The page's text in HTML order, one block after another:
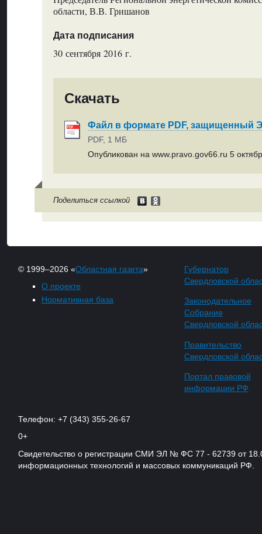
области, В.В. Гришанов
Дата подписания
30 сентября 2016 г.
Скачать
Файл в формате PDF, защищенный
PDF, 1 МБ
Опубликован на www.pravo.gov66.ru 5
Поделиться ссылкой
© 1999–2026 «Областная газета»
О проекте
Нормативная база
Губернатор
Свердловской
Законодательное
Собрание
Свердловской
Правительство
Свердловской
Портал правовой
информации РФ
Телефон: +7 (343) 355-26-67
0+
Свидетельство о регистрации СМИ ЭЛ № ФС 77 - 62739 от
информационных технологий и массовых коммуникаций РФ.